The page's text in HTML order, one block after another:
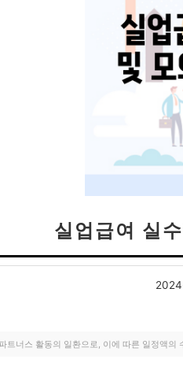
실업급여 실
트너스 활동의 일환으로, 이에 따른 일정액의